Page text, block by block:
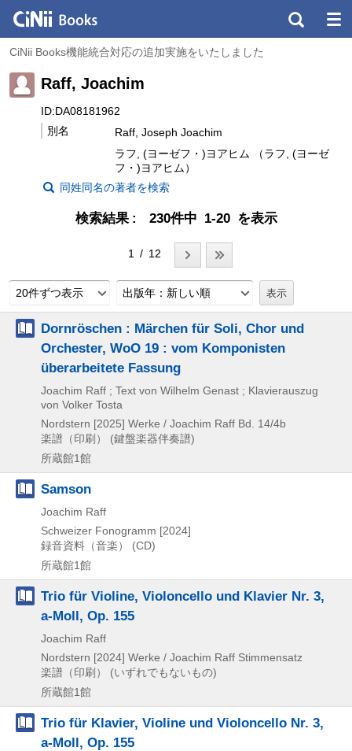
CiNii Books機能統合対応の追加実施をいたしました
Raff, Joachim
ID:DA08181962
別名
Raff, Joseph Joachim
ラフ, (ヨーゼフ・)ヨアヒム （ラフ, (ヨーゼ
フ・)ヨアヒム）
同姓同名の著者を検索
検索結果 230件中 1-20 を表示
1 / 12
20件ずつ表示 出版年：新しい順
Dornröschen : Märchen für Soli, Chor und
Orchester, WoO 19 : vom Komponisten
überarbeitete Fassung
Joachim Raff ; Text von Wilhelm Genast ; Klavierauszug
von Volker Tosta
Nordstern [2025] Werke / Joachim Raff Bd. 14/4b
楽譜（印刷） (鍵盤楽器伴奏譜)
所蔵館1館
Samson
Joachim Raff
Schweizer Fonogramm [2024]
録音資料（音楽） (CD)
所蔵館1館
Trio für Violine, Violoncello und Klavier Nr. 3,
a-Moll, Op. 155
Joachim Raff
Nordstern [2024] Werke / Joachim Raff Stimmensatz
楽譜（印刷） (いずれでもないもの)
所蔵館1館
Trio für Klavier, Violine und Violoncello Nr. 3,
a-Moll, Op. 155